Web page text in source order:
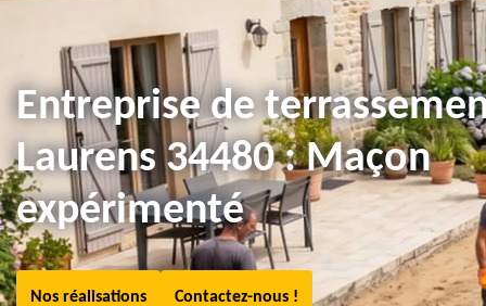
Entreprise de
Laurens 34480 : Maçon
expérimenté
Nos réalisations Contactez-nous !